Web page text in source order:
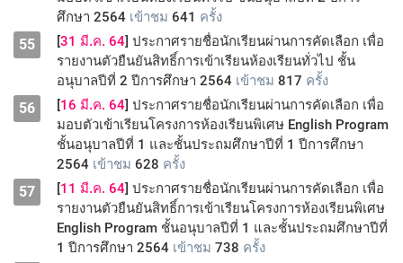
ศึกษา 2564 เข้าชม 641 ครั้ง
55 [31 มี.ค. 64] ประกาศรายชื่อนักเรียนผ่านการคัดเลือก เพื่อ
รายงานตัวยืนยันสิทธิ์การเข้าเรียนห้องเรียนทั่วไป ชั้น
อนุบาลปีที่ 2 ปีการศึกษา 2564 เข้าชม 817 ครั้ง
56 [16 มี.ค. 64] ประกาศรายชื่อนักเรียนผ่านการคัดเลือก เพื่อ
มอบตัวเข้าเรียนโครงการห้องเรียนพิเศษ English Program
ชั้นอนุบาลปีที่ 1 และชั้นประถมศึกษาปีที่ 1 ปีการศึกษา
2564 เข้าชม 628 ครั้ง
57 [11 มี.ค. 64] ประกาศรายชื่อนักเรียนผ่านการคัดเลือก เพื่อ
รายงานตัวยืนยันสิทธิ์การเข้าเรียนโครงการห้องเรียนพิเศษ
English Program ชั้นอนุบาลปีที่ 1 และชั้นประถมศึกษาปีที่
1 ปีการศึกษา 2564 เข้าชม 738 ครั้ง